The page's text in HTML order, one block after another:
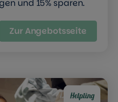
und 15% sparen.
Zur Angebotsseite